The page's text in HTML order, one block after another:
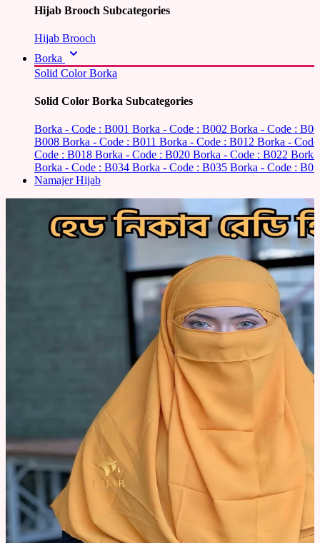
Hijab Brooch Subcategories
Hijab Brooch
Borka
Solid Color Borka
Solid Color Borka Subcategories
Borka - Code : B001 Borka - Code : B002 Borka - Code :
B008 Borka - Code : B011 Borka - Code : B012 Borka -
Code : B018 Borka - Code : B020 Borka - Code : B022
Borka - Code : B034 Borka - Code : B035 Borka - Code :
Namajer Hijab